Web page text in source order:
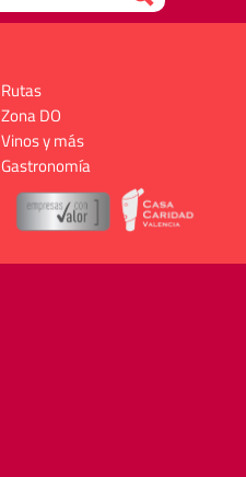
Rutas
Zona DO
Vinos y más
Gastronomía